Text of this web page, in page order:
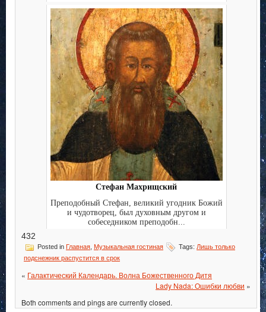
Стефан Махрищский
Преподобный Стефан, великий угодник Божий
и чудотворец, был духовным другом и
собеседником преподобн...
432
Posted in Главная Музыкальная гостиная Tags: Лишь только
подснежник распустится в срок
« Галактический Календарь. Волна Божественного Дитя
Lady Nada: Ошибки любви »
Both comments and pings are currently closed.